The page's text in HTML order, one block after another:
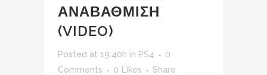
ΑΝΑΒΑΘΜΙΣΗ
(VIDEO)
Posted at 19:40h in PS4
0
Comments
0 Likes Share